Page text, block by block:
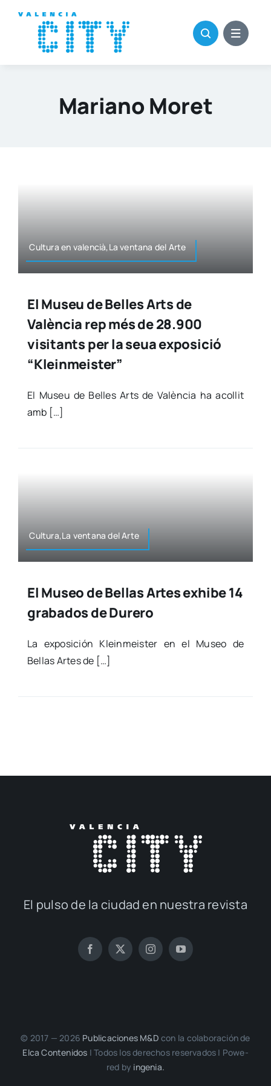
contenido
Mariano Moret
Cul­tu­ra en valencià,La ven­ta­na del Arte
El Museu de Belles Arts de
València rep més de 28.900
visitants per la seua exposició
“Kleinmeister”
El Museu de Belles Arts de Valèn­cia ha aco­llit
amb […]
Cultura,La ven­ta­na del Arte
El Museo de Bellas Artes exhibe 14
grabados de Durero
La expo­si­ción Klein­meis­ter en el Museo de
Bellas Artes de […]
El pul­so de la ciu­dad en nues­tra revis­ta
© 2017 — 2026 Publi­ca­cio­nes M&D con la cola­bo­ra­ción de
Elca Con­te­ni­dos | Todos los dere­chos reser­va­dos | Powe­
red by inge­nia.